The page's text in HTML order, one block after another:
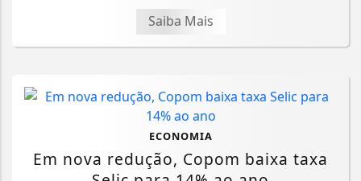
Saiba Mais
ECONOMIA
Em nova redução, Copom baixa taxa